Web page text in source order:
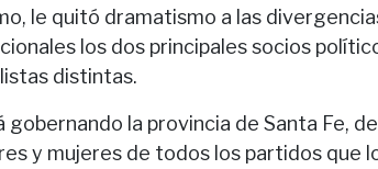
le quitó dramatismo a las
los dos principales socios
distintas.
la provincia de Santa Fe,
y mujeres de todos los partidos que